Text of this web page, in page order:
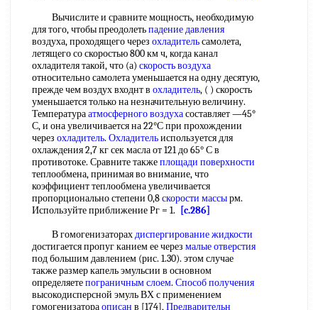
Вычислите и сравните мощность, необходимую
для того, чтобы преодолетьпадение давления
воздуха, проходящего через охладительсамолета,
летящего со скоростью 800 км ч, когда канал
охладителя такой, что (а) скорость воздуха
относительно самолета уменьшается на одну десятую,
прежде чем воздух входнт в охладитель, ( ) скорость
уменьшается только на незначительную величину.
Температураатмосферного воздухасоставляет —45°
С, и она увеличивается на 22°С при прохождении
через охладитель. Охладительиспользуется для
охлаждения 2,7 кг сек масла от 121 до 65° С в
противотоке. Сравните такжеплощади поверхности
теплообмена, принимая во внимание, что
коэффициент теплообмена увеличивается
пропорционально степени 0,8скорости массырм.
Используйте приближение Рг = 1.
[c.286]
В гомогенизаторахдиспергирование жидкости
достигается пропуг канием ее через малые отверстия
под большим давлением (рис. 1.30). этом случае
также размер капель эмульсии в основном
определяетепограничным слоем. Способ получения
высокодисперсной эмуль ВХ с применением
гомогенизатораописан в [174],Предварительн